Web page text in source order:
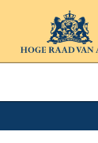
de homepage